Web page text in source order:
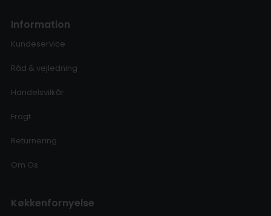
Information
Kundeservice
Råd & vejledning
Handelsvilkår
Fragt
Returnering
Om Os
Køkkenfornyelse